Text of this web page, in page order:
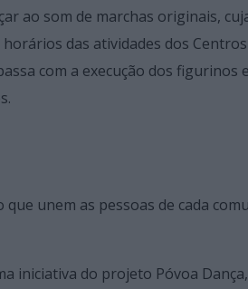
ao som de marchas originais,
das atividades dos
com a execução dos
unem as pessoas de cada
iniciativa do projeto Póvoa